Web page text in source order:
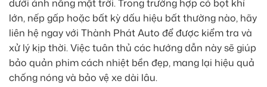
dưới ánh nắng mặt trời. Trong trường hợp có bọt khí
lớn, nếp gấp hoặc bất kỳ dấu hiệu bất thường nào, hãy
liên hệ ngay với Thành Phát Auto để được kiểm tra và
xử lý kịp thời. Việc tuân thủ các hướng dẫn này sẽ giúp
bảo quản phim cách nhiệt bền đẹp, mang lại hiệu quả
chống nóng và bảo vệ xe dài lâu.